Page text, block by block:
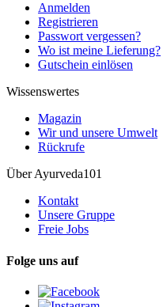
Anmelden
Registrieren
Passwort vergessen?
Wo ist meine Lieferung?
Gutschein einlösen
Wissenswertes
Magazin
Wir und unsere Umwelt
Rückrufe
Über Ayurveda101
Kontakt
Unsere Gruppe
Freie Jobs
Folge uns auf